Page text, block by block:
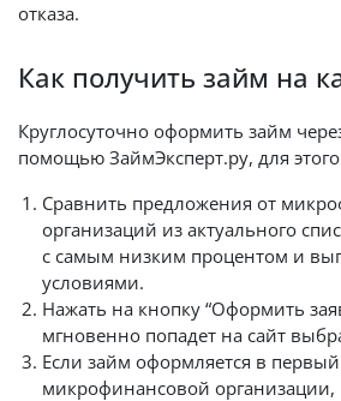
отказа.
Как получить займ на
Круглосуточно оформить займ
помощью ЗаймЭксперт.ру, для
Сравнить предложения от
организаций из актуального
с самым низким процентом и
условиями.
Нажать на кнопку “Оформить
мгновенно попадет на сайт
Если займ оформляется в первый
микрофинансовой